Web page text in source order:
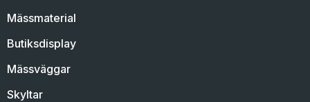
Mässmaterial
Butiksdisplay
Mässväggar
Skyltar